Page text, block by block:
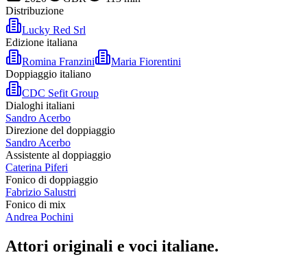
Distribuzione
Lucky Red Srl
Edizione italiana
Romina Franzini
Maria Fiorentini
Doppiaggio italiano
CDC Sefit Group
Dialoghi italiani
Sandro Acerbo
Direzione del doppiaggio
Sandro Acerbo
Assistente al doppiaggio
Caterina Piferi
Fonico di doppiaggio
Fabrizio Salustri
Fonico di mix
Andrea Pochini
Attori originali e voci italiane.